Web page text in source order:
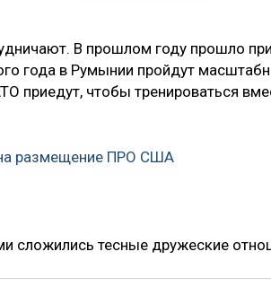
В прошлом году прошло
года в Румынии пройдут
приедут, чтобы тренироваться
размещение ПРО США
сложились тесные дружеские